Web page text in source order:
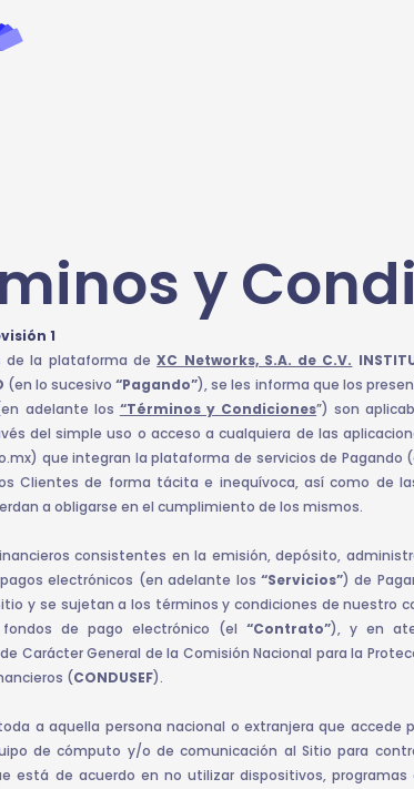
y
1
de la plataforma deXC Networks, S.A. de C.V.
(en lo sucesivo“Pagando”), se les informa que los
adelante los “Términos y Condiciones”) son
del simple uso o acceso a cualquiera de las
que integran la plataforma de servicios de Pagando
Clientes de forma tácita e inequívoca, así como de
a obligarse en el cumplimiento de los mismos.
consistentes en la emisión, depósito,
electrónicos (en adelante los “Servicios”) de
y se sujetan a los términos y condiciones de nuestro
de pago electrónico (el “Contrato”), y en
Carácter General de la Comisión Nacional para la
(CONDUSEF).
a aquella persona nacional o extranjera que accede
de cómputo y/o de comunicación al Sitio para
está de acuerdo en no utilizar dispositivos,